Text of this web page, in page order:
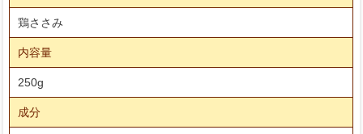
鶏ささみ
内容量
250g
成分